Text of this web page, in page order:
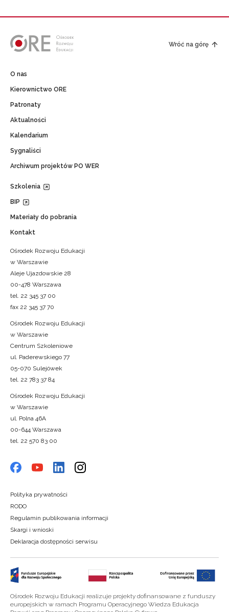
Wróć na górę
O nas
Kierownictwo ORE
Patronaty
Aktualności
Kalendarium
Sygnaliści
Archiwum projektów PO WER
Szkolenia
BIP
Materiały do pobrania
Kontakt
Ośrodek Rozwoju Edukacji
w Warszawie
Aleje Ujazdowskie 28
00-478 Warszawa
tel. 22 345 37 00
fax 22 345 37 70
Ośrodek Rozwoju Edukacji
w Warszawie
Centrum Szkoleniowe
ul. Paderewskiego 77
05-070 Sulejówek
tel. 22 783 37 84
Ośrodek Rozwoju Edukacji
w Warszawie
ul. Polna 46A
00-644 Warszawa
tel. 22 570 83 00
Polityka prywatności
RODO
Regulamin publikowania informacji
Skargi i wnioski
Deklaracja dostępności serwisu
Ośrodek Rozwoju Edukacji realizuje projekty dofinansowane z funduszy
europejskich w ramach Programu Operacyjnego Wiedza Edukacja